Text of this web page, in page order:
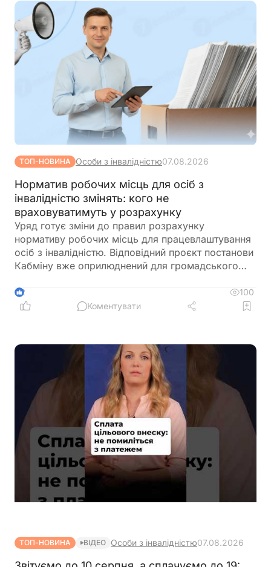
ТОП-НОВИНА Особи з інвалідністю07.08.2026
Норматив робочих місць для осіб з
інвалідністю змінять: кого не
враховуватимуть у розрахунку
Уряд готує зміни до правил розрахунку
нормативу робочих місць для працевлаштування
осіб з інвалідністю. Відповідний проєкт постанови
Кабміну вже оприлюднений для громадського
окремі штатні одиниці під час визначення
середньооблікової чисельності працівників.
активних бойових дій
2
100
Коментувати
ТОП-НОВИНА ВІДЕО Особи з інвалідністю07.08.2026